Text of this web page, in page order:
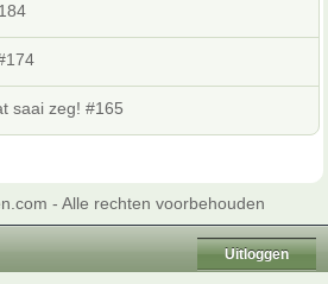
saai zeg! #165
- Alle rechten voorbehouden
Uitloggen